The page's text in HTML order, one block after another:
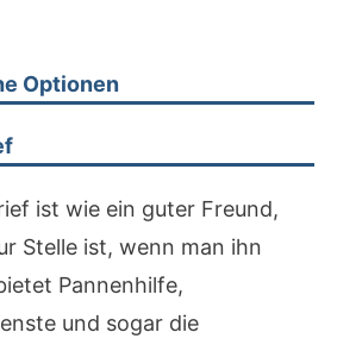
Optionen
ist wie ein guter Freund,
Stelle ist, wenn man ihn
Pannenhilfe,
und sogar die